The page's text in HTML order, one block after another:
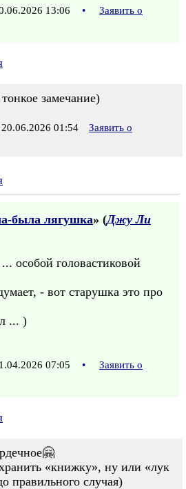
13:06 •
Заявить о
замечание)
01:54
Заявить о
была лягушка» (Джу Ли
особой головастиковой
- вот старушка это про
... )
07:05 •
Заявить о
«книжку», ну или «лук
правильного случая)